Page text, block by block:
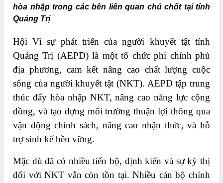
hòa nhập trong các bên liên quan chủ chốt tại tỉnh
Quảng Trị
Hội Vì sự phát triển của người khuyết tật tỉnh
Quảng Trị (AEPD) là một tổ chức phi chính phủ
địa phương, cam kết nâng cao chất lượng cuộc
sống của người khuyết tật (NKT). AEPD tập trung
thúc đẩy hòa nhập NKT, nâng cao năng lực cộng
đồng, và tạo dựng môi trường thuận lợi thông qua
vận động chính sách, nâng cao nhận thức, và hỗ
trợ sinh kế bền vững.
Mặc dù đã có nhiều tiến bộ, định kiến và sự kỳ thị
đối với NKT vẫn còn tồn tại. Nhiều cán bộ chính